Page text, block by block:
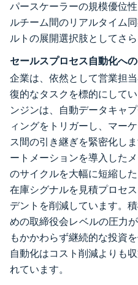
パースケーラーの規模優位
ルチーム間のリアルタイム
ルトの展開選択肢としてさ
セールスプロセス自動化へ
企業は、依然として営業担
復的なタスクを標的にして
ンジンは、自動データキャ
ィングをトリガーし、マー
ス間の引き継ぎを緊密化し
ートメーションを導入した
のサイクルを大幅に短縮し
在庫シグナルを見積プロセ
デントを削減しています。
めの取締役会レベルの圧力
もかかわらず継続的な投資
自動化はコスト削減よりも
れています。